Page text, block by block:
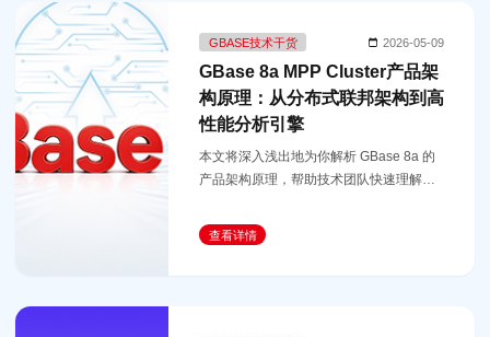
GBASE技术干货 2026-05-09
GBase 8a MPP Cluster产品架
构原理：从分布式联邦架构到高
性能分析引擎
本文将深入浅出地为你解析 GBase 8a 的
产品架构原理，帮助技术团队快速理解其
查看详情